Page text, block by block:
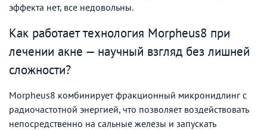
эффекта нет, все недовольны.
Как работает технология Morpheus8 при
лечении акне — научный взгляд без лишней
сложности?
Morpheus8 комбинирует фракционный микронидлинг с
радиочастотной энергией, что позволяет воздействовать
непосредственно на сальные железы и запускать